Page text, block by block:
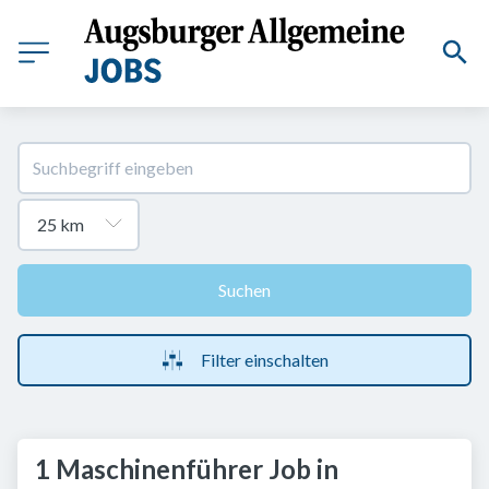
Suchen
Filter einschalten
1 Maschinenführer Job in